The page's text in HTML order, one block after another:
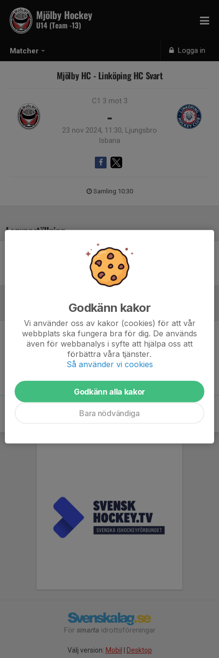
Matcher Logga in
Mjölby Hockey
U14 (Team -13)
Mjölby HC - Linköping HC Svart
C1 3 mot 3
-
23 nov 2024, 11:30, Ljungsbro
Isbana
Samling 10:30
Laguppställning
Ingen uppställning ifylld
Inget referat skrivet
För smarta idrottsföreningar
Välj version: Mobil Desktop
Godkänn kakor
Vi använder oss av kakor (cookies) för att vår
webbplats ska fungera bra för dig. De används
även för webbanalys i syfte att hjälpa oss att
förbättra våra tjänster.
Så använder vi cookies
Godkänn alla kakor
Bara nödvändiga